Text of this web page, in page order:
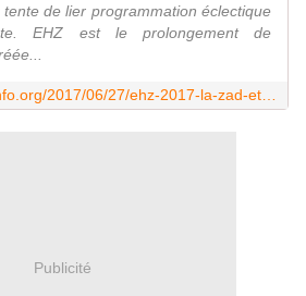
de lier programmation éclectique
EHZ est le prolongement de
Publicité